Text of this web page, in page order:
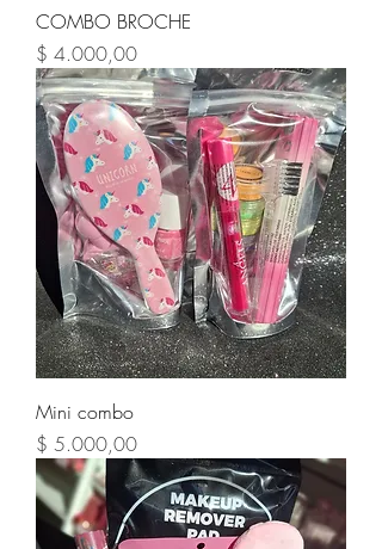
COMBO BROCHE
Precio
$ 4.000,00
Mini combo
Precio
$ 5.000,00